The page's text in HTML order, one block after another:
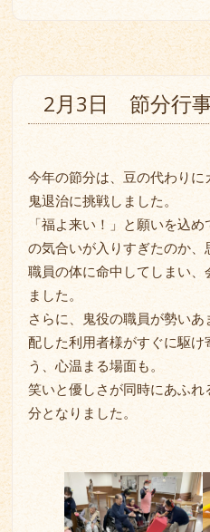
2月3日 節分行
今年の節分は、豆の代わり
鬼退治に挑戦しました。
「福よ来い！」と願いを込
の気合いが入りすぎたのか、
職員の体に命中してしまい
ました。
さらに、鬼役の職員が勢い
配した利用者様がすぐに駆
う、心温まる場面も。
笑いと優しさが同時にあふれ
分となりました。